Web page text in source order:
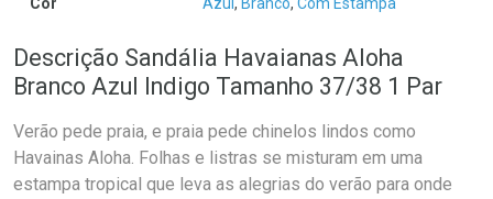
Descrição Sandália Havaianas Aloha
Branco Azul Indigo Tamanho 37/38 1 Par
Verão pede praia, e praia pede chinelos lindos como
Havainas Aloha. Folhas e listras se misturam em uma
estampa tropical que leva as alegrias do verão para onde